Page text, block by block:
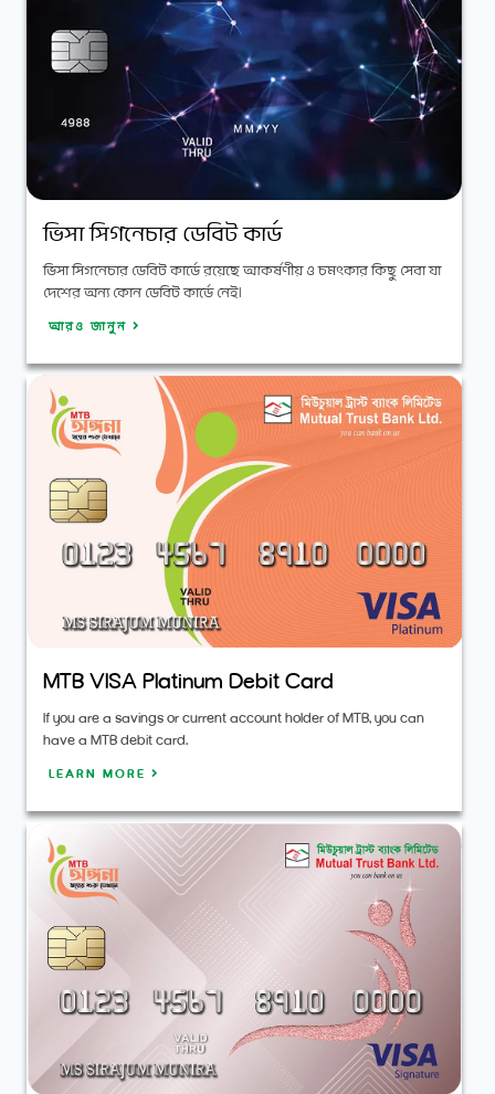
ভিসা সিগনেচার ডেবিট কার্ড
ভিসা সিগনেচার ডেবিট কার্ডে রয়েছে আকর্ষণীয় ও চমৎকার কিছু সেবা যা
দেশের অন্য কোন ডেবিট কার্ডে নেই।
আরও জানুন
MTB VISA Platinum Debit Card
If you are a savings or current account holder of MTB, you can
have a MTB debit card.
LEARN MORE